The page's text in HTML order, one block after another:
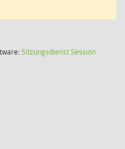
SitzungsdienstSession(Wird in